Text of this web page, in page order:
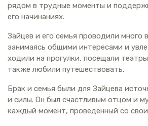
рядом в трудные моменты и
его начинаниях.
Зайцев и его семья проводили много
занимаясь общими интересами и
ходили на прогулки, посещали
также любили путешествовать.
Брак и семья были для Зайцева
и силы. Он был счастливым отцом и
каждый момент, проведенный со